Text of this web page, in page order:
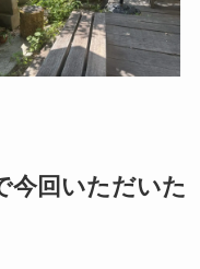
今回いただいた